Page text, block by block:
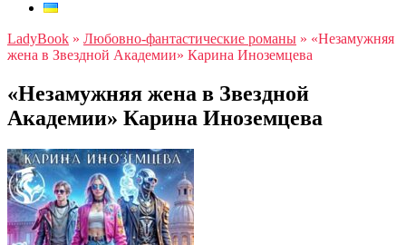
LadyBook » Любовно-фантастические романы » «Незамужняя
жена в Звездной Академии» Карина Иноземцева
«Незамужняя жена в Звездной
Академии» Карина Иноземцева